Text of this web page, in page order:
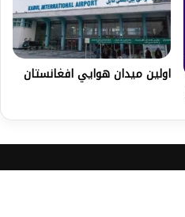
اولين ميدان هوايي افغانستان